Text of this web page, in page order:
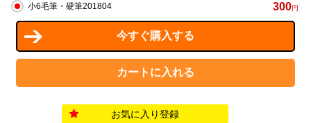
小6毛筆・硬筆201804 300円
お気に入り登録